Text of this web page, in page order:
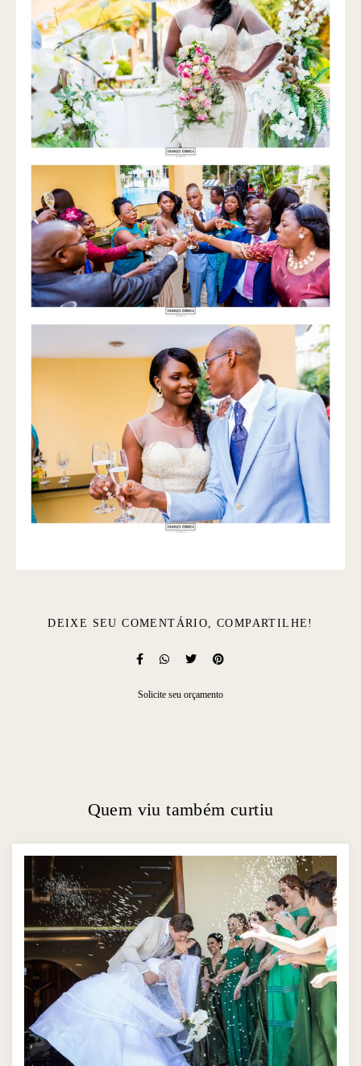
DEIXE SEU COMENTÁRIO, COMPARTILHE!
Solicite seu orçamento
Quem viu também curtiu